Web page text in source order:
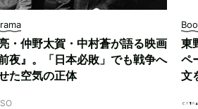
・仲野太賀・中村蒼が語る映画
前夜』。「日本必敗」でも戦争へ
た空気の正体
東
ペ
文